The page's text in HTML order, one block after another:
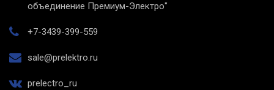
объединение Премиум-Электро"
+7-3439-399-559
sale@prelektro.ru
prelectro_ru